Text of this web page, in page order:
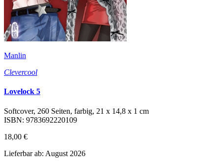
Manlin
Clevercool
Lovelock 5
Softcover, 260 Seiten, farbig, 21 x 14,8 x 1 cm
ISBN: 9783692220109
18,00 €
Lieferbar ab: August 2026